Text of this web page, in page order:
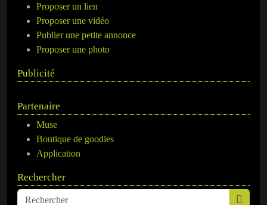
Proposer un lien
Proposer une vidéo
Publier une petite annonce
Proposer une photo
Publicité
Partenaire
Muse
Boutique de goodies
Application
Rechercher